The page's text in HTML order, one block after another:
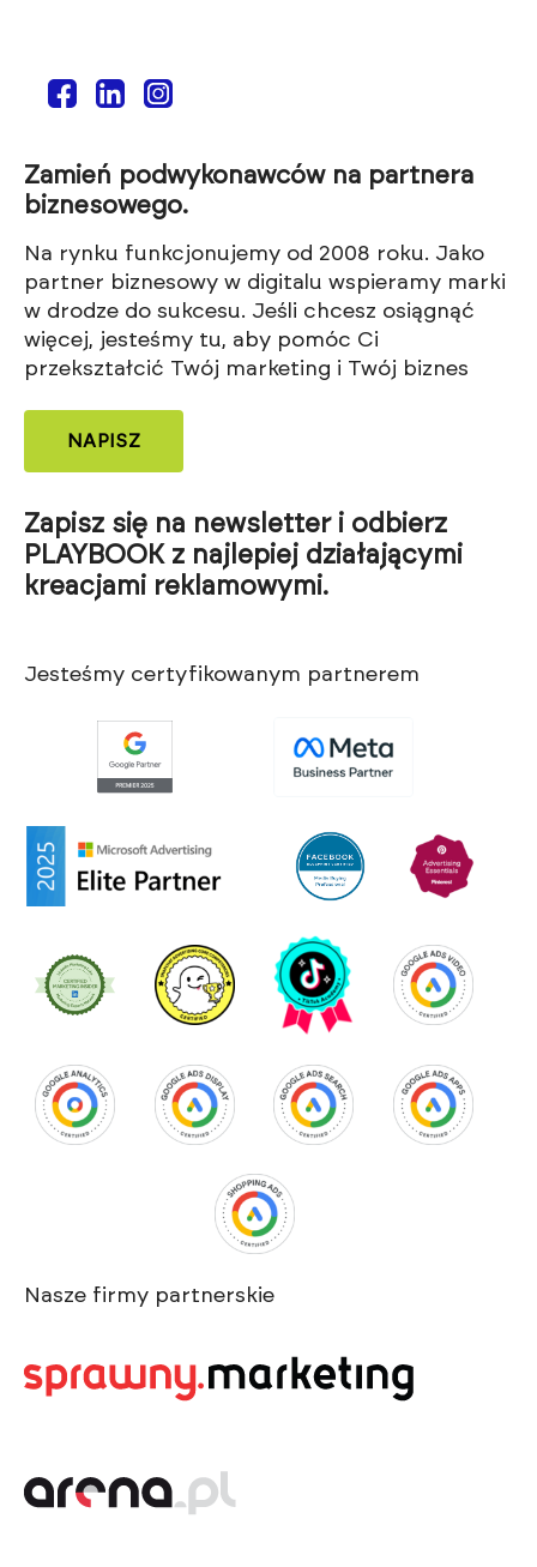
Zamień podwykonawców na partnera
biznesowego.
Na rynku funkcjonujemy od 2008 roku. Jako
partner biznesowy w digitalu wspieramy marki
w drodze do sukcesu. Jeśli chcesz osiągnąć
więcej, jesteśmy tu, aby pomóc Ci
przekształcić Twój marketing i Twój biznes
NAPISZ
Zapisz się na newsletter i odbierz
PLAYBOOK z najlepiej działającymi
kreacjami reklamowymi.
Jesteśmy certyfikowanym partnerem
Nasze firmy partnerskie